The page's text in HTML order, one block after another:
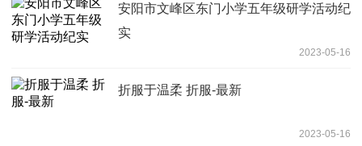
安阳市文峰区东门小学五年级研学活动纪
实
2023-05-16
折服于温柔 折服-最新
2023-05-16